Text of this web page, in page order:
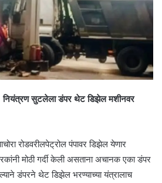
नियंत्रण सुटलेला डंपर थेट डिझेल मशीनवर
रोडवरीलपेट्रोल पंपावर डिझेल येणार
मोठी गर्दी केली असताना अचानक एका डंपर
डंपरने थेट डिझेल भरण्याच्या यंत्रालाच